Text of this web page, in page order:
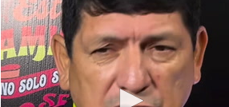
El presidente de la FPF dio detalles
relación con el volante y dio las
por la que no está en la nómina del